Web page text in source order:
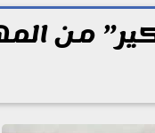
من